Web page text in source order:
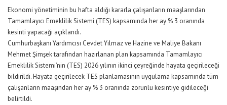
Ekonomi yönetiminin bu hafta aldığı kararla çalışanların maaşlarından
Tamamlayıcı Emeklilik Sistemi (TES) kapsamında her ay % 3 oranında
kesinti yapacağı açıklandı.
Cumhurbaşkanı Yardımcısı Cevdet Yılmaz ve Hazine ve Maliye Bakanı
Mehmet Şimşek tarafından hazırlanan plan kapsamında Tamamlayıcı
Emeklilik Sistemi’nin (TES) 2026 yılının ikinci çeyreğinde hayata geçirileceği
bildirildi. Hayata geçirilecek TES planlamasının uygulama kapsamında tüm
çalışanların maaşından her ay % 3 oranında zorunlu kesintiye gidileceği
belirtildi.